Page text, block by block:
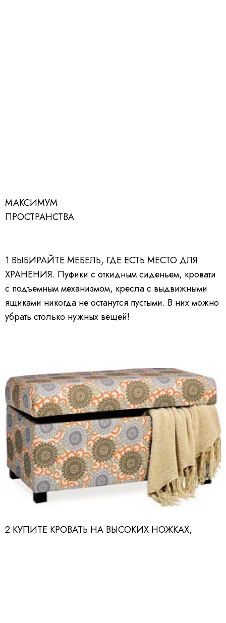
МАКСИМУМ
ПРОСТРАНСТВА
1 ВЫБИРАЙТЕ МЕБЕЛЬ, ГДЕ ЕСТЬ МЕСТО ДЛЯ
ХРАНЕНИЯ. Пуфики с откидным сиденьем, кровати
с подъемным механизмом, кресла с выдвижными
ящиками никогда не останутся пустыми. В них можно
убрать столько нужных вещей!
2 КУПИТЕ КРОВАТЬ НА ВЫСОКИХ НОЖКАХ,